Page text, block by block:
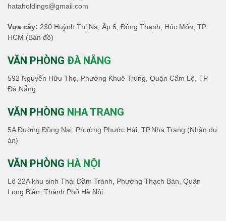
hataholdings@gmail.com
Vựa cây: 230 Huỳnh Thị Na, Ấp 6, Đông Thạnh, Hóc Môn, TP.
HCM (Bản đồ)
VĂN PHÒNG ĐÀ NẴNG
592 Nguyễn Hữu Thọ, Phường Khuê Trung, Quận Cẩm Lệ, TP
Đà Nẵng
VĂN PHÒNG NHA TRANG
5A Đường Đồng Nai, Phường Phước Hải, TP.Nha Trang (Nhận dự
án)
VĂN PHÒNG HÀ NỘI
Lô 22A khu sinh Thái Đầm Trành, Phường Thạch Bàn, Quân
Long Biên, Thành Phố Hà Nội